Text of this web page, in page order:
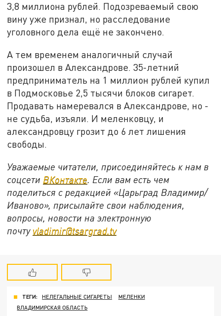
3,8 миллиона рублей. Подозреваемый свою
вину уже признал, но расследование
уголовного дела ещё не закончено.
А тем временем аналогичный случай
произошел в Александрове. 35-летний
предприниматель на 1 миллион рублей купил
в Подмосковье 2,5 тысячи блоков сигарет.
Продавать намеревался в Александрове, но -
не судьба, изъяли. И меленковцу, и
александровцу грозит до 6 лет лишения
свободы.
Уважаемые читатели, присоединяйтесь к нам в
соцсети ВКонтакте. Если вам есть чем
поделиться с редакцией «Царьград Владимир/
Иваново», присылайте свои наблюдения,
вопросы, новости на электронную
почту vladimir@tsargrad.tv
ТЕГИ: НЕЛЕГАЛЬНЫЕ СИГАРЕТЫ
МЕЛЕНКИ
ВЛАДИМИРСКАЯ ОБЛАСТЬ